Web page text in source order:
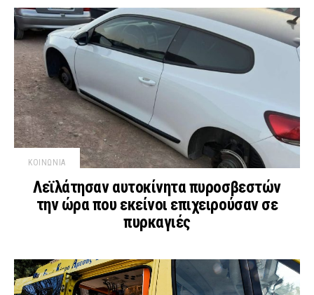
ΚΟΙΝΩΝΙΑ
Λεϊλάτησαν αυτοκίνητα πυροσβεστών
την ώρα που εκείνοι επιχειρούσαν σε
πυρκαγιές